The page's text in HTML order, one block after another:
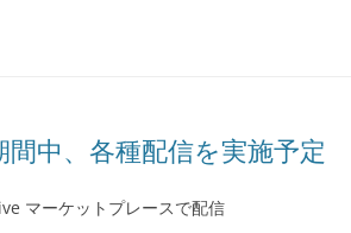
中、各種配信を実施予定
マーケットプレースで配信